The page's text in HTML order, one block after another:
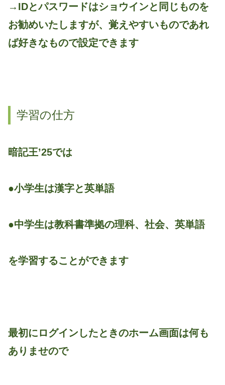
→IDとパスワードはショウインと同じものを
お勧めいたしますが、覚えやすいものであれ
ば好きなもので設定できます
学習の仕方
暗記王’25では
●小学生は漢字と英単語
●中学生は教科書準拠の理科、社会、英単語
を学習することができます
最初にログインしたときのホーム画面は何も
ありませので